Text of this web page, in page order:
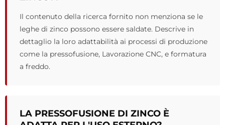
Il contenuto della ricerca fornito non menziona se le
leghe di zinco possono essere saldate. Descrive in
dettaglio la loro adattabilità ai processi di produzione
come la pressofusione, Lavorazione CNC, e formatura
a freddo.
LA PRESSOFUSIONE DI ZINCO È